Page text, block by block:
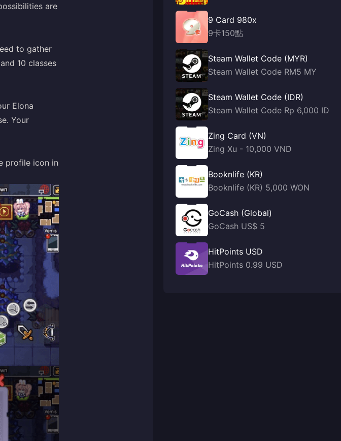
are
to gather
10 classes
Elona
Your
profile icon in
9 Card 980x
9卡150點
Steam Wallet Code (MYR)
Steam Wallet Code RM5 MY
Steam Wallet Code (IDR)
Steam Wallet Code Rp 6,000 ID
Zing Card (VN)
Zing Xu - 10,000 VND
Booknlife (KR)
Booknlife (KR) 5,000 WON
GoCash (Global)
GoCash US$ 5
HitPoints USD
HitPoints 0.99 USD